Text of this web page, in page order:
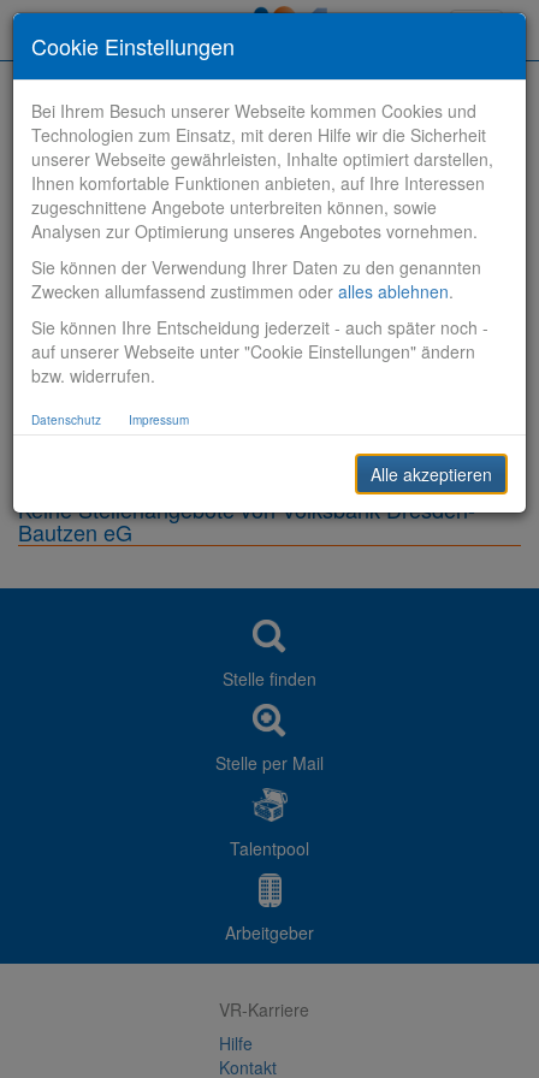
Stelle finden
Vertriebsbank
Produktionsbank
Sonstiges
Keine Stellenangebote von Volksbank Dresden-
Bautzen eG
Stelle finden
Stelle per Mail
Talentpool
Arbeitgeber
VR-Karriere
Hilfe
Kontakt
Cookie Einstellungen
Bei Ihrem Besuch unserer Webseite kommen Cookies und
Technologien zum Einsatz, mit deren Hilfe wir die Sicherheit
unserer Webseite gewährleisten, Inhalte optimiert darstellen,
Ihnen komfortable Funktionen anbieten, auf Ihre Interessen
zugeschnittene Angebote unterbreiten können, sowie
Analysen zur Optimierung unseres Angebotes vornehmen.
Sie können der Verwendung Ihrer Daten zu den genannten
Zwecken allumfassend zustimmen oder alles ablehnen.
Sie können Ihre Entscheidung jederzeit - auch später noch -
auf unserer Webseite unter "Cookie Einstellungen" ändern
bzw. widerrufen.
Datenschutz Impressum
Alle akzeptieren